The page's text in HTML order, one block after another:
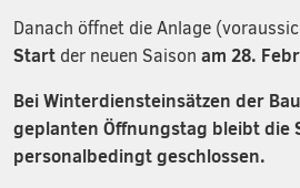
Danach öffnet die Anlage
Start der neuen Saison am 28.
Bei Winterdiensteinsätzen der
geplanten Öffnungstag bleibt die
personalbedingt geschlossen.